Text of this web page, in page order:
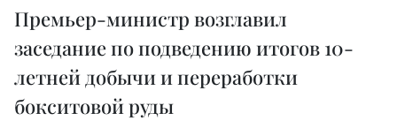
Премьер-министр возглавил
заседание по подведению итогов 10-
летней добычи и переработки
бокситовой руды